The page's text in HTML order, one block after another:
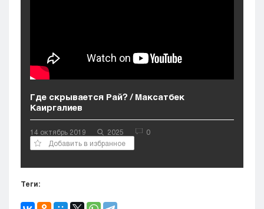
Усть-Каменогорск
Шымкент
Где скрывается Рай? / Максатбек
Каиргалиев
14 октябрь 2019 2025
0
Добавить в избранное
Теги: